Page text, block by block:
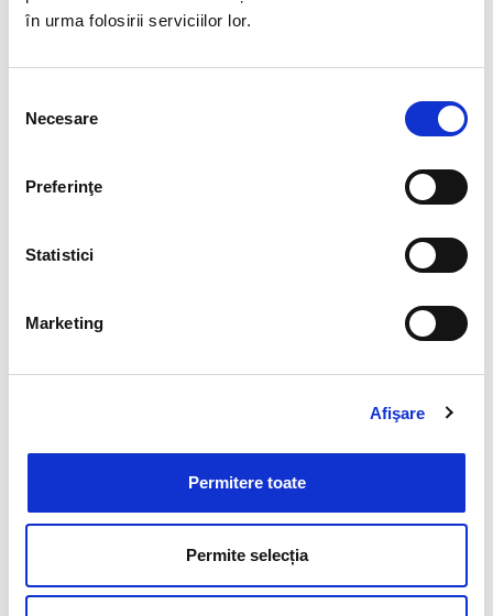
în urma folosirii serviciilor lor.
consimțământului
Necesare
Preferinţe
Statistici
Marketing
Afişare
Permitere toate
Permite selecția
Solicită o ofertă de preț, iar unul dintre
colegii noștri te va contacta în cel mai
scurt timp pentru detalii. Descoperă cum
poți revoluția învățământul în școala ta.